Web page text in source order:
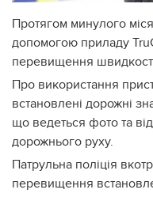
Протягом минулого
допомогою приладу
перевищення
Про використання
встановлені дорожні
що ведеться фото та
дорожнього руху.
Патрульна поліція
перевищення